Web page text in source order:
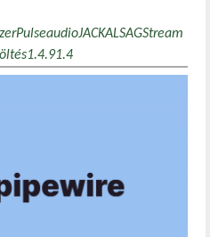
PulseaudioJACKALSAGStream
1.4.91.4